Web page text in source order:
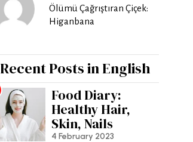
Ölümü Çağrıştıran Çiçek:
Higanbana
Recent Posts in English
Food Diary:
Healthy Hair,
Skin, Nails
4 February 2023